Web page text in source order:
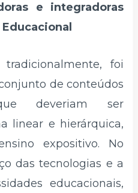
e integradoras
foi
de conteúdos
deveriam ser
linear e hierárquica,
expositivo. No
das tecnologias e a
educacionais,